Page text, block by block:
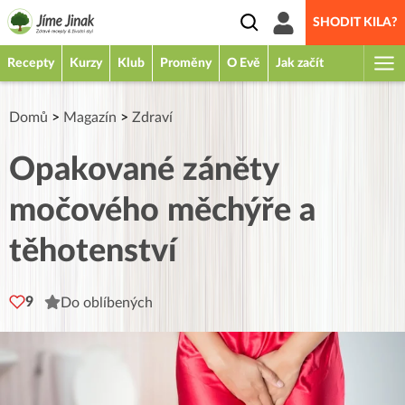
SHODIT KILA?
Recepty Kurzy Klub Proměny O Evě Jak začít
Domů > Magazín > Zdraví
Opakované záněty
močového měchýře a
těhotenství
9 Do oblíbených